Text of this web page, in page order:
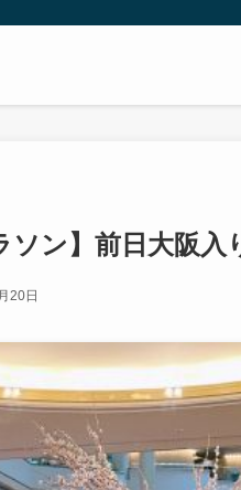
ソン】前日大阪入
20日